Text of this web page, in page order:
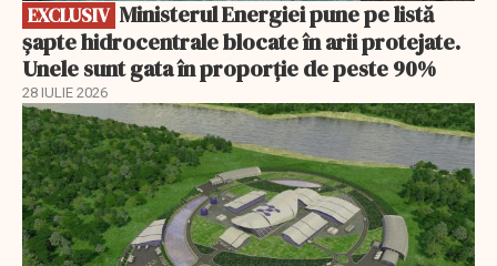
EXCLUSIV
șapte hidrocentrale blocate în arii protejate.
Unele sunt gata în proporție de peste 90%
28 IULIE 2026